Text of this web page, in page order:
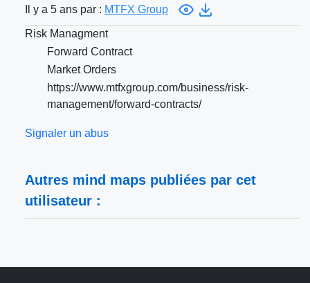
Il y a 5 ans par : MTFX Group
Risk Managment
Forward Contract
Market Orders
https://www.mtfxgroup.com/business/risk-
management/forward-contracts/
Signaler un abus
Autres mind maps publiées par cet
utilisateur :